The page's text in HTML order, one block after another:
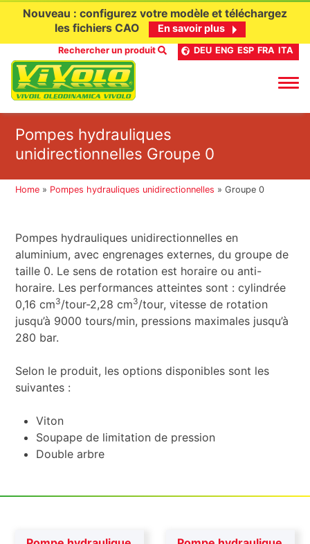
contenu
Nouveau : configurez votre modèle et téléchargez
les fichiers CAO
En savoir plus
Rechercher un produit DEU ENG ESP FRA ITA
Pompes hydrauliques
unidirectionnelles Groupe 0
Home » Pompes hydrauliques unidirectionnelles »Groupe 0
Pompes hydrauliques unidirectionnelles en
aluminium, avec engrenages externes, du groupe de
taille 0. Le sens de rotation est horaire ou anti-
horaire. Les performances atteintes sont : cylindrée
0,16 cm3/tour-2,28 cm3/tour, vitesse de rotation
jusqu’à 9000 tours/min, pressions maximales jusqu’à
280 bar.
Selon le produit, les options disponibles sont les
suivantes :
Viton
Soupape de limitation de pression
Double arbre